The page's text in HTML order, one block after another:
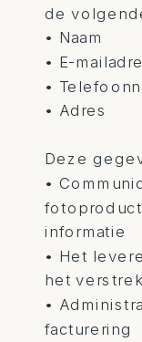
de
• Naam
• E-
•
• Adres
Deze
•
informatie
• Het
het
•
facturering